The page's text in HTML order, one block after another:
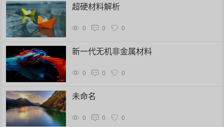
超硬材料解析
0 0 0
新一代无机非金属材料
0 0 0
未命名
0 0 0